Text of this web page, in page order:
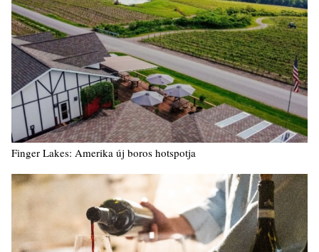
Finger Lakes: Amerika új boros hotspotja